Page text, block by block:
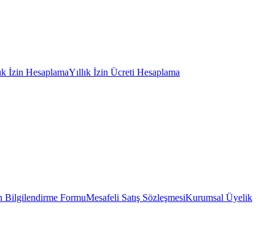
İzin HesaplamaYıllık İzin Ücreti Hesaplama
Bilgilendirme FormuMesafeli Satış SözleşmesiKurumsal Üyelik